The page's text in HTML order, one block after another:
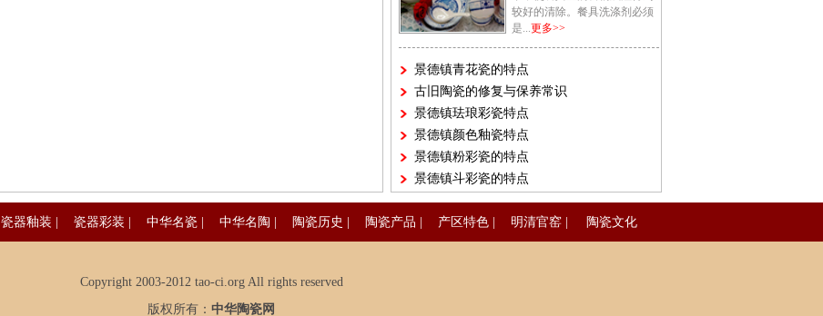
较好的清除。餐具洗涤剂必须
是...更多>>
景德镇青花瓷的特点
古旧陶瓷的修复与保养常识
景德镇珐琅彩瓷特点
景德镇颜色釉瓷特点
景德镇粉彩瓷的特点
景德镇斗彩瓷的特点
瓷器釉装 瓷器彩装 中华名瓷| 中华名陶 陶瓷历史 陶瓷产品 产区特色| 明清官窑| 陶瓷文化
Copyright 2003-2012 tao-ci.org All rights reserved
版权所有： 中华陶瓷网